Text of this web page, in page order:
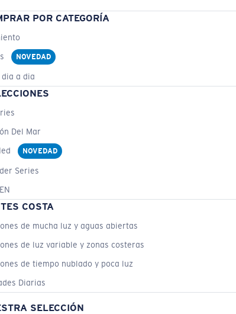
POR CATEGORÍA
NOVEDAD
a dia
Del Mar
NOVEDAD
Series
COSTA
de mucha luz y aguas abiertas
de luz variable y zonas costeras
de tiempo nublado y poca luz
Diarias
SELECCIÓN